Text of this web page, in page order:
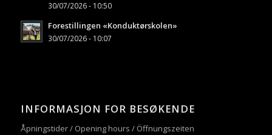
30/07/2026 - 10:50
Forestillingen «Konduktørskolen»
30/07/2026 - 10:07
INFORMASJON FOR BESØKENDE
Åpningstider / Opening hours / Öffnungszeiten